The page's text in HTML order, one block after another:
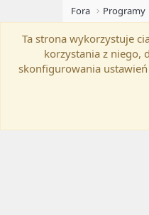
Fora Programy
Flat Awesome
Ta strona wykorzystuje
korzystania z niego,
skonfigurowania